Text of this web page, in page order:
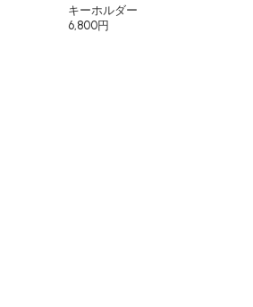
キーホルダー
6,800円